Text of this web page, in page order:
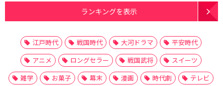
ランキングを表示
江戸時代 戦国時代 大河ドラマ
平安時代
アニメ
ロングセラー 戦国武将
スイーツ
雑学
お菓子 幕末 漫画 時代劇
テレビ